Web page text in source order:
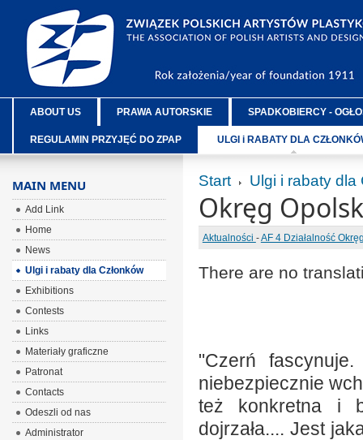
ABOUT US PRAWA AUTORSKIE SPADKOBIERCY -
REGULAMIN PRZYJĘĆ DO ZPAP ULGI i RABATY DLA
Start Ulgi i rabaty dla
Okręg
Aktualności -AF 4 Działalność
There are no
"Czerń
niebezpiecznie
też konkretna i
dojrzała.... Jest
MAIN MENU
Add Link
Home
News
Ulgi i rabaty dla Członków
Exhibitions
Contests
Links
Materiały graficzne
Patronat
Contacts
Odeszli od nas
Administrator